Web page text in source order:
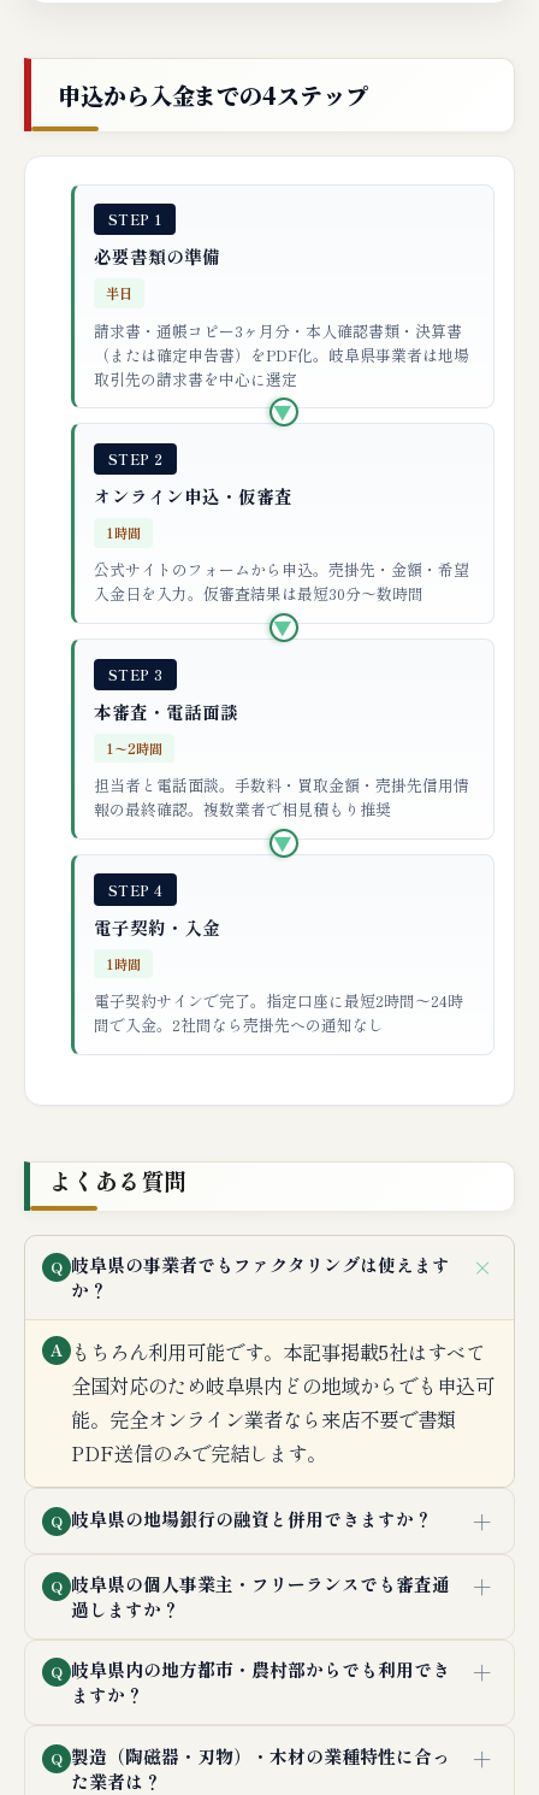
申込から入金までの4ステップ
STEP 1
必要書類の準備
半日
請求書・通帳コピー3ヶ月分・本人確認書類・決算書
（または確定申告書）をPDF化。岐阜県事業者は地場
取引先の請求書を中心に選定
▶
STEP 2
オンライン申込・仮審査
1時間
公式サイトのフォームから申込。売掛先・金額・希望
入金日を入力。仮審査結果は最短30分〜数時間
▶
STEP 3
本審査・電話面談
1〜2時間
担当者と電話面談。手数料・買取金額・売掛先信用情
報の最終確認。複数業者で相見積もり推奨
▶
STEP 4
電子契約・入金
1時間
電子契約サインで完了。指定口座に最短2時間〜24時
間で入金。2社間なら売掛先への通知なし
よくある質問
Q 岐阜県の事業者でもファクタリングは使えます
か？
＋
A もちろん利用可能です。本記事掲載5社はすべて
全国対応のため岐阜県内どの地域からでも申込可
能。完全オンライン業者なら来店不要で書類
PDF送信のみで完結します。
Q 岐阜県の地場銀行の融資と併用できますか？ ＋
Q 岐阜県の個人事業主・フリーランスでも審査通
過しますか？
＋
Q 岐阜県内の地方都市・農村部からでも利用でき
ますか？
＋
Q 製造（陶磁器・刃物）・木材の業種特性に合っ
た業者は？
＋